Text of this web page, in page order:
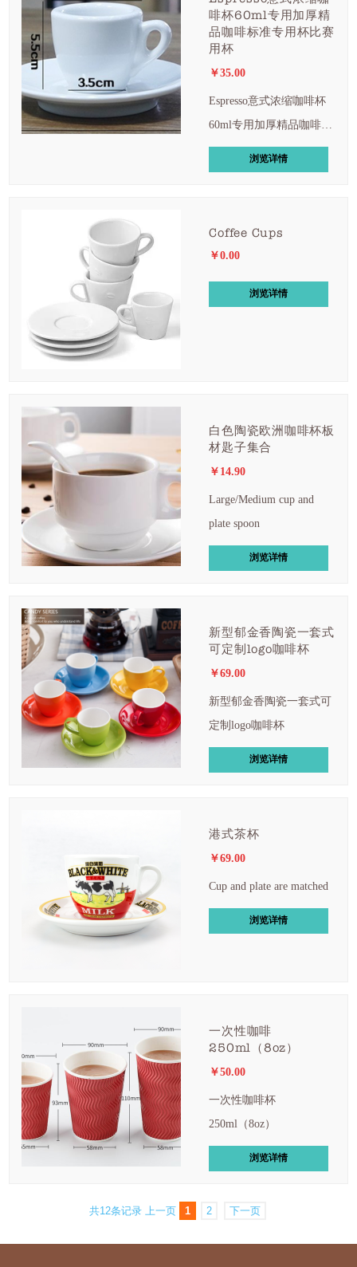
啡杯60ml专用加厚精
品咖啡标准专用杯比赛
用杯
￥35.00
Espresso意式浓缩咖啡杯
60ml专用加厚精品咖啡标
准专用杯比赛用杯
浏览详情
Coffee Cups
￥0.00
浏览详情
​白色陶瓷欧洲咖啡杯板
材匙子集合
￥14.90
Large/Medium cup and
plate spoon
浏览详情
新型郁金香陶瓷一套式
可定制logo咖啡杯
￥69.00
新型郁金香陶瓷一套式可
定制logo咖啡杯
浏览详情
港式茶杯
￥69.00
Cup and plate are matched
浏览详情
一次性咖啡
250ml（8oz）
￥50.00
一次性咖啡杯
250ml（8oz）
浏览详情
共12条记录 上一页 1 2 下一页